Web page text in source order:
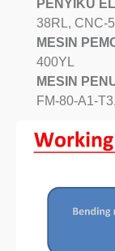
PENYIKU
38RL, CNC-
MESIN
400YL
MESIN
FM-80-A1-